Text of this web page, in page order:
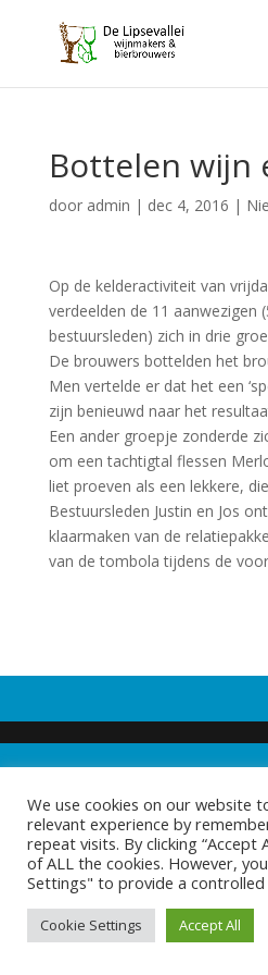
Bottelen wijn
door admin | dec 4, 2016 |
Op de kelderactiviteit van
verdeelden de 11 aanwezigen
bestuursleden) zich in drie
De brouwers bottelden het
Men vertelde er dat het een
zijn benieuwd naar het
Een ander groepje zonderde
om een tachtigtal flessen
liet proeven als een lekkere,
Bestuursleden Justin en Jos
klaarmaken van de
van de tombola tijdens de
We use cookies on our website
relevant experience by
repeat visits. By clicking “Accept
of ALL the cookies. However,
Settings" to provide a controlled
Cookie Settings Accept All